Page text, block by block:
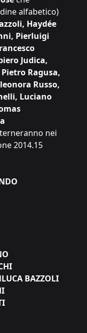
alfabetico)
Haydée
Pierluigi
Judica,
Ragusa,
Russo,
Luciano
nei
2014.15
BAZZOLI